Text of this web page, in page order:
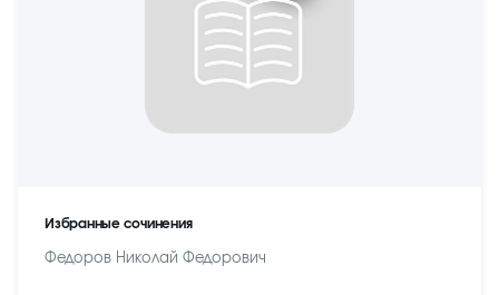
Избранные сочинения
Федоров Николай Федорович